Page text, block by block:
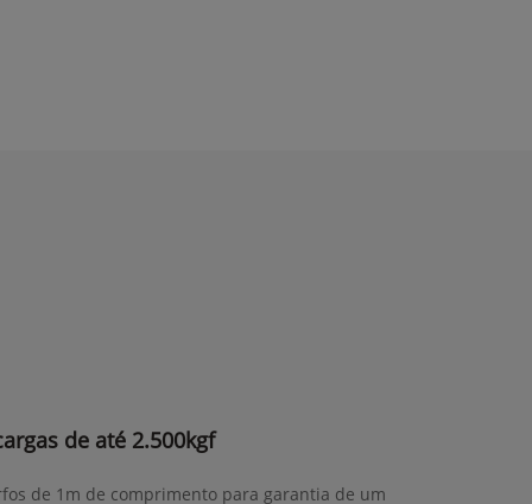
de até 2.500kgf
de 1m de comprimento para garantia de um